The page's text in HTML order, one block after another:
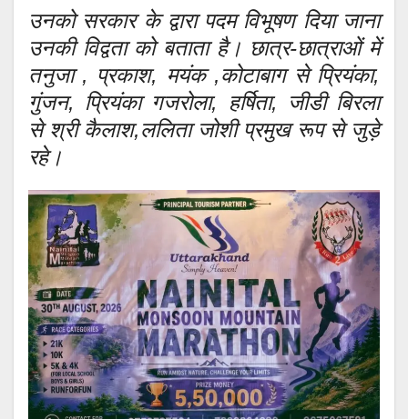
उनको सरकार के द्वारा पदम विभूषण दिया जाना
उनकी विद्वता को बताता है। छात्र-छात्राओं में
तनुजा , प्रकाश, मयंक ,कोटाबाग से प्रियंका,
गुंजन, प्रियंका गजरोला, हर्षिता, जीडी बिरला
से श्री कैलाश,ललिता जोशी प्रमुख रूप से जुड़े
रहे।